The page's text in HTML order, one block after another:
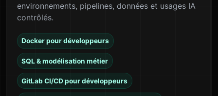
environnements, pipelines, données et usages IA
contrôlés.
Docker pour développeurs
SQL & modélisation métier
GitLab CI/CD pour développeurs